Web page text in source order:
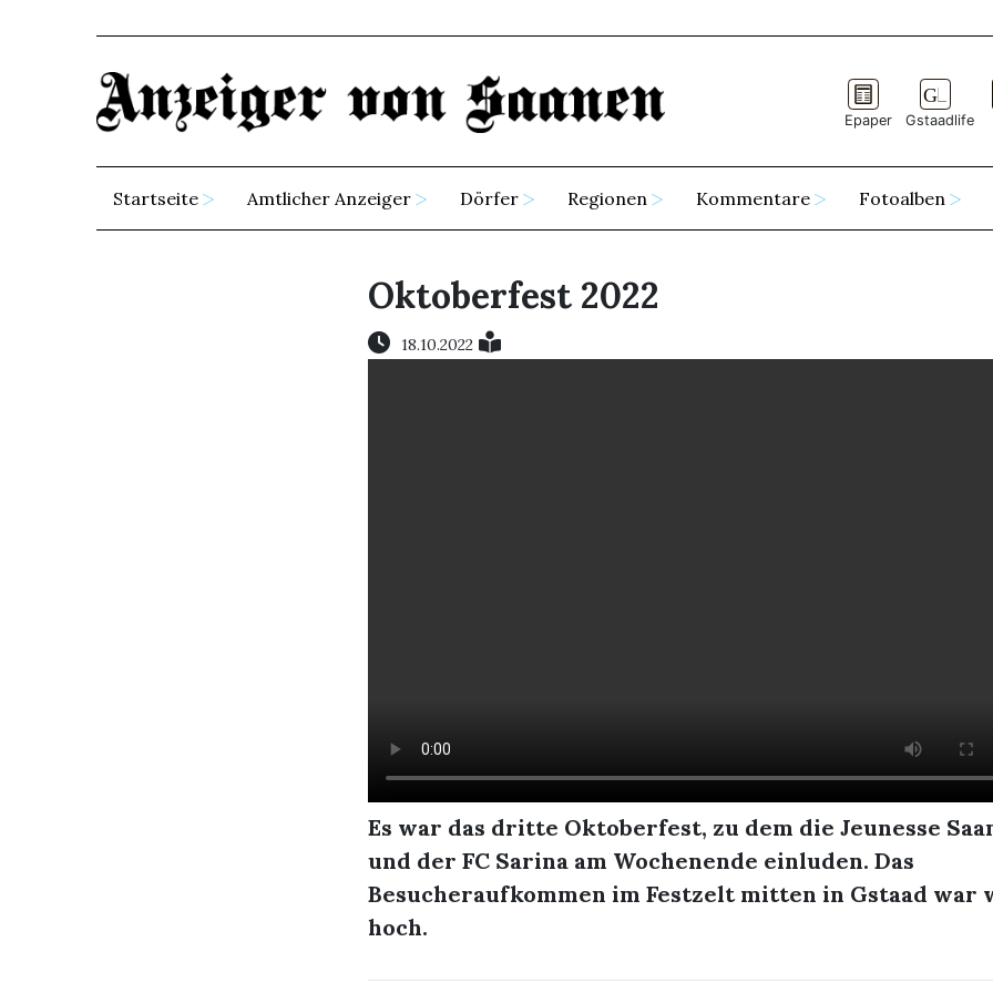
Epaper Gstaadlife
Startseite Amtlicher Anzeiger Dörfer Regionen Kommentare Fotoalben
Oktoberfest 2022
18.10.2022
Es war das dritte Oktoberfest, zu dem die Jeunesse
und der FC Sarina am Wochenende einluden. Das
Besucheraufkommen im Festzelt mitten in Gstaad war
hoch.